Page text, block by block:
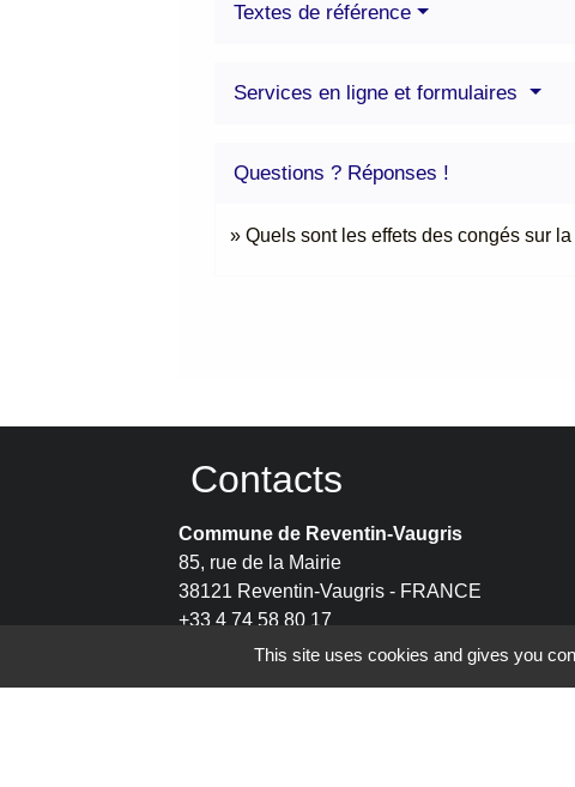
Textes de référence
Services en ligne et formulaires
Questions ? Réponses !
Quels sont les effets des congés sur
Contacts
Commune de Reventin-Vaugris
85, rue de la Mairie
38121 Reventin-Vaugris - FRANCE
+33 4 74 58 80 17
Contact par formulaire
This site uses cookies and gives you